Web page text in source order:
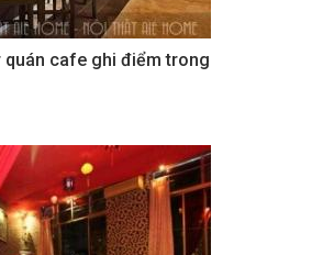
quán cafe ghi điểm trong